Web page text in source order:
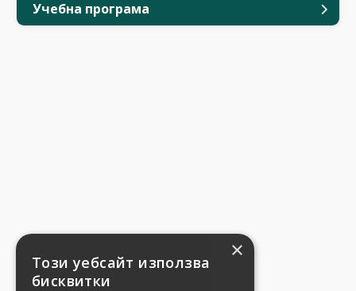
Учебна програма
×
Този уебсайт използва
бисквитки